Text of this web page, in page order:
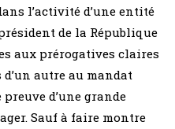
l’activité d’une entité
de la République
aux prérogatives claires
autre au mandat
d’une grande
Sauf à faire montre